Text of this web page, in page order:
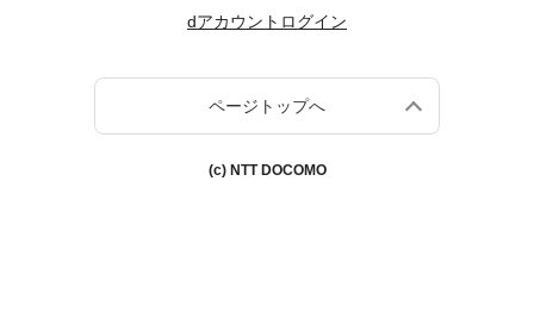
dアカウントログイン
ページトップへ
(c) NTT DOCOMO